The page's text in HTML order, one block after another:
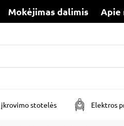
Mokėjimas dalimis Apie
stotelės Elektros